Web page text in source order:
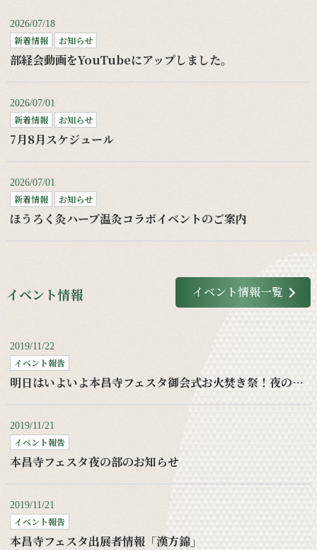
2026/07/18
新着情報 お知らせ
部経会動画をYouTubeにアップしました。
2026/07/01
新着情報 お知らせ
7月8月スケジュール
2026/07/01
新着情報 お知らせ
ほうろく灸ハーブ温灸コラボイベントのご案内
イベント情報 イベント情報一覧
2019/11/22
イベント報告
明日はいよいよ本昌寺フェスタ御会式お火焚き祭！夜の部もお待ちしてます！！
2019/11/21
イベント報告
本昌寺フェスタ夜の部のお知らせ
2019/11/21
イベント報告
本昌寺フェスタ出展者情報「漢方錦」